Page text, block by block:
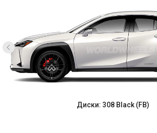
Диски: 308 Black (FB)